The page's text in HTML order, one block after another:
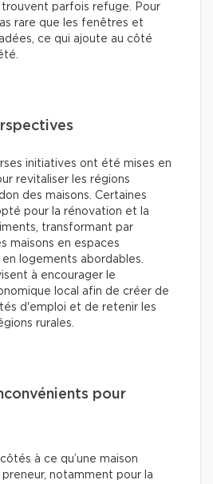
parfois refuge. Pour
rare que les fenêtres et
ce qui ajoute au côté
initiatives ont été mises en
revitaliser les régions
des maisons. Certaines
pour la rénovation et la
transformant par
maisons en espaces
logements abordables.
à encourager le
local afin de créer de
d'emploi et de retenir les
rurales.
pour
à ce qu’une maison
notamment pour la